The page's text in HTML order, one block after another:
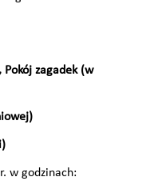
Pokój zagadek (w
w godzinach: